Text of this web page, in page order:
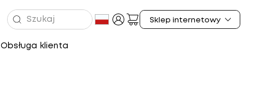
Obsługa klienta